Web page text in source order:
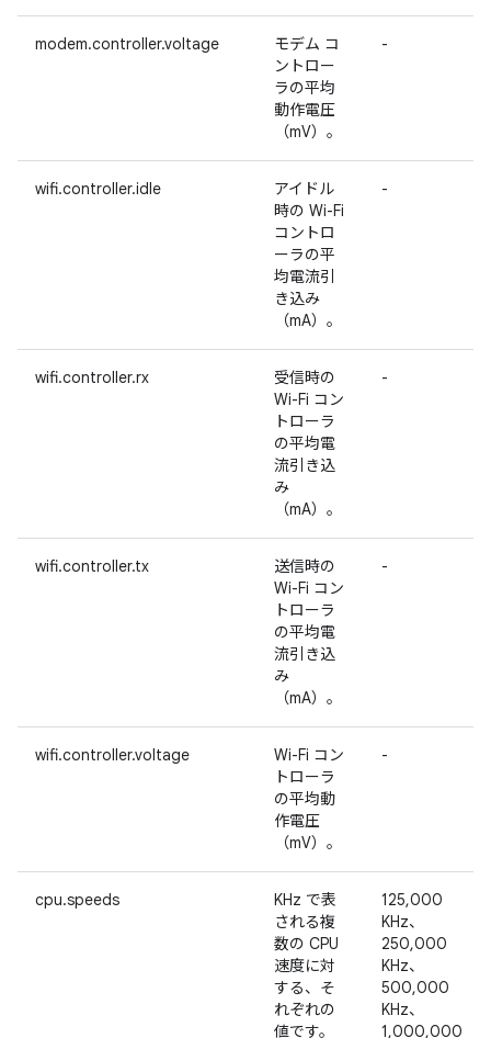
modem.controller.voltage
モデム コ
ントロー
ラの平均
動作電圧
（mV）。
-
wifi.controller.idle
アイドル
時の Wi-Fi
コントロ
ーラの平
均電流引
き込み
（mA）。
-
wifi.controller.rx
受信時の
Wi-Fi コン
トローラ
の平均電
流引き込
み
（mA）。
-
wifi.controller.tx
送信時の
Wi-Fi コン
トローラ
の平均電
流引き込
み
（mA）。
-
wifi.controller.voltage
Wi-Fi コン
トローラ
の平均動
作電圧
（mV）。
-
cpu.speeds
KHz で表
される複
数の CPU
速度に対
する、そ
れぞれの
値です。
125,000
KHz、
250,000
KHz、
500,000
KHz、
1,000,000